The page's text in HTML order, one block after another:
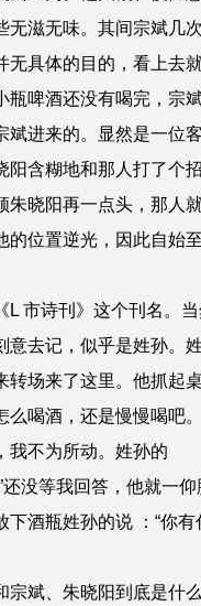
无滋无味。其间宗斌几
无具体的目的，看上去
瓶啤酒还没有喝完，宗
斌进来的。显然是一位
阳含糊地和那人打了个
朱晓阳再一点头，那人
的位置逆光，因此自始
市诗刊》这个刊名。当
意去记，似乎是姓孙。
转场来了这里。他抓起
么喝酒，还是慢慢喝吧
我不为所动。姓孙的
没等我回答，他就一仰
酒瓶姓孙的说 ：“你有
斌、朱晓阳到底是什